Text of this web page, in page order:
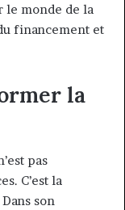
monde de la
financement et
la
pas
C’est la
son